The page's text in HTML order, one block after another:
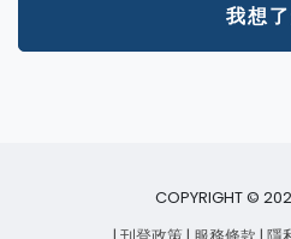
我想
COPYRIGHT ©